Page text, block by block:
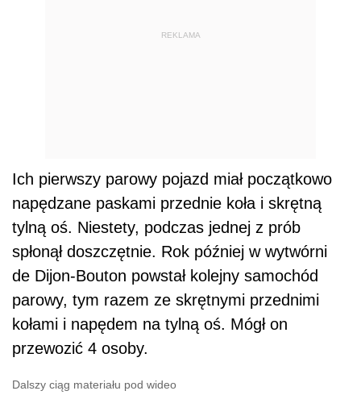
REKLAMA
Ich pierwszy parowy pojazd miał początkowo
napędzane paskami przednie koła i skrętną
tylną oś. Niestety, podczas jednej z prób
spłonął doszczętnie. Rok później w wytwórni
de Dijon-Bouton powstał kolejny samochód
parowy, tym razem ze skrętnymi przednimi
kołami i napędem na tylną oś. Mógł on
przewozić 4 osoby.
Dalszy ciąg materiału pod wideo